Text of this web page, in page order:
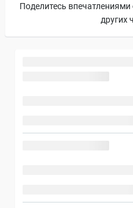
Поделитесь впечатлениями
других